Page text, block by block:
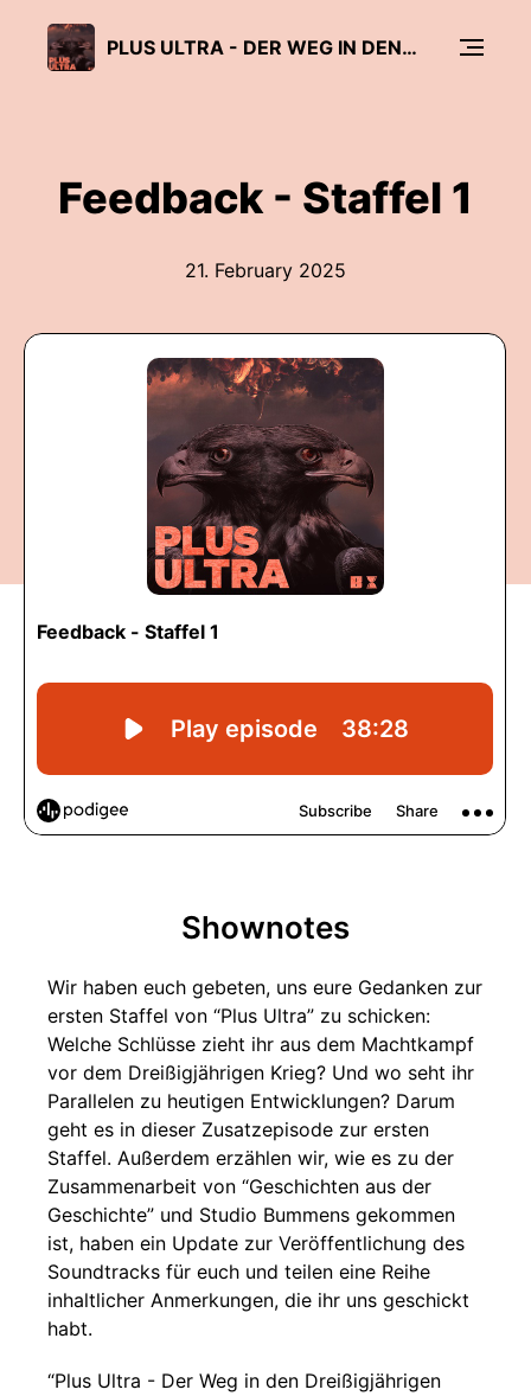
PLUS ULTRA - DER WEG IN DEN DREISSIGJÄHRIGEN KRIEG
Feedback - Staffel 1
21. February 2025
Shownotes
Wir haben euch gebeten, uns eure Gedanken zur
ersten Staffel von “Plus Ultra” zu schicken:
Welche Schlüsse zieht ihr aus dem Machtkampf
vor dem Dreißigjährigen Krieg? Und wo seht ihr
Parallelen zu heutigen Entwicklungen? Darum
geht es in dieser Zusatzepisode zur ersten
Staffel. Außerdem erzählen wir, wie es zu der
Zusammenarbeit von “Geschichten aus der
Geschichte” und Studio Bummens gekommen
ist, haben ein Update zur Veröffentlichung des
Soundtracks für euch und teilen eine Reihe
inhaltlicher Anmerkungen, die ihr uns geschickt
habt.
“Plus Ultra - Der Weg in den Dreißigjährigen